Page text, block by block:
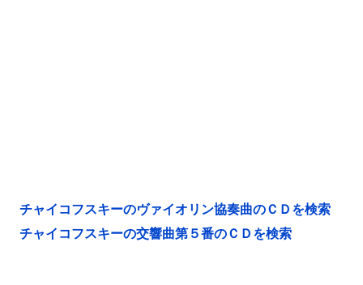
チャイコフスキーのヴァイオリン協奏曲のＣＤを検索
チャイコフスキーの交響曲第５番のＣＤを検索